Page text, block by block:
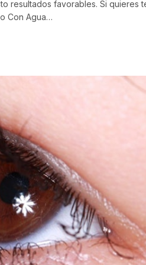
resultados favorables. Si quieres
Con Agua…